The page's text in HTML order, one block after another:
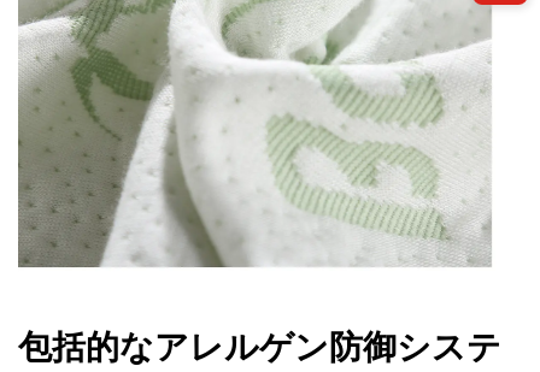
包括的なアレルゲン防御システ